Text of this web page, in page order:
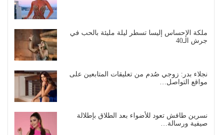
ملكة الإحساس إليسا تسطر ليلة مليئة بالحب في
جرش الـ40
نجلاء بدر: زوجي صُدم من تعليقات المتابعين على
مواقع التواصل…
نسرين طافش تعود للأضواء بعد الطلاق بإطلالة
صيفية ورسالة…